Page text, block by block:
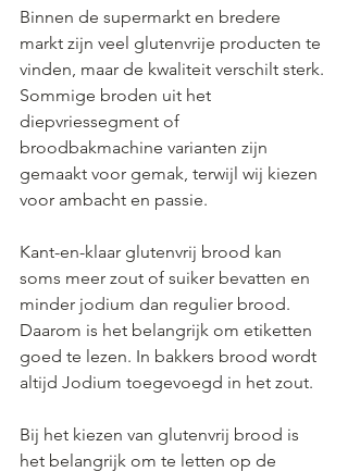
Binnen de supermarkt en bredere
markt zijn veel glutenvrije producten te
vinden, maar de kwaliteit verschilt sterk.
Sommige broden uit het
diepvriessegment of
broodbakmachine varianten zijn
gemaakt voor gemak, terwijl wij kiezen
voor ambacht en passie.
Kant-en-klaar glutenvrij brood kan
soms meer zout of suiker bevatten en
minder jodium dan regulier brood.
Daarom is het belangrijk om etiketten
goed te lezen. In bakkers brood wordt
altijd Jodium toegevoegd in het zout.
Bij het kiezen van glutenvrij brood is
het belangrijk om te letten op de